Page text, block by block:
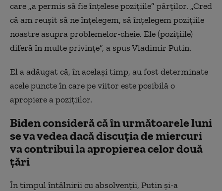
care „a permis să fie înţelese poziţiile” părţilor. „Cred
că am reuşit să ne înţelegem, să înţelegem poziţiile
noastre asupra problemelor-cheie. Ele (poziţiile)
diferă în multe privinţe”, a spus Vladimir Putin.
El a adăugat că, în acelaşi timp, au fost determinate
acele puncte în care pe viitor este posibilă o
apropiere a poziţiilor.
Biden consideră că în următoarele luni
se va vedea dacă discuția de miercuri
va contribui la apropierea celor două
ţări
În timpul întâlnirii cu absolvenţii, Putin şi-a